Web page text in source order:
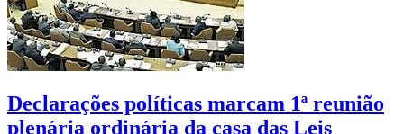
Declarações políticas marcam 1ª reunião
plenária ordinária da casa das Leis